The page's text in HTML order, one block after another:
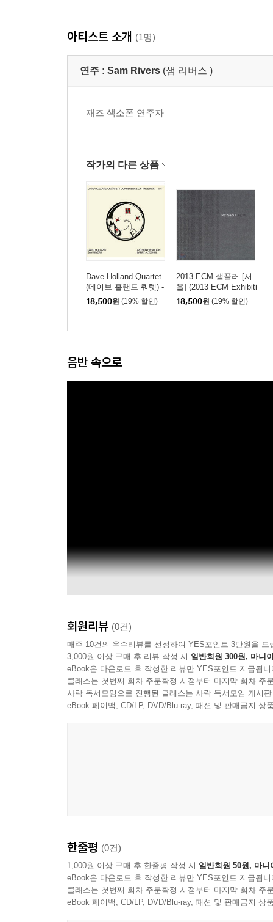
아티스트 소개 (1명)
연주 : Sam Rivers (샘 리버스 )
재즈 색소폰 연주자
작가의 다른 상품
Dave Holland Quartet
(데이브 홀랜드 쿼텟) -
Conference Of The Bir
18,500원 (19% 할인)
2013 ECM 샘플러 [서
울] (2013 ECM Exhibiti
on Special Sampler - R
e: Seoul)
18,500원 (19% 할인)
음반 속으로
회원리뷰 (0건)
매주 10건의 우수리뷰를 선정하여 YES포인트 3만원을 드
3,000원 이상 구매 후 리뷰 작성 시 일반회원 300원, 마니
eBook은 다운로드 후 작성한 리뷰만 YES포인트 지급됩니
클래스는 첫번째 회차 주문확정 시점부터 마지막 회차 주
사락 독서모임으로 진행된 클래스는 사락 독서모임 게시
eBook 페이백, CD/LP, DVD/Blu-ray, 패션 및 판매금지 상
한줄평 (0건)
1,000원 이상 구매 후 한줄평 작성 시 일반회원 50원, 마니
eBook은 다운로드 후 작성한 리뷰만 YES포인트 지급됩니
클래스는 첫번째 회차 주문확정 시점부터 마지막 회차 주
eBook 페이백, CD/LP, DVD/Blu-ray, 패션 및 판매금지 상